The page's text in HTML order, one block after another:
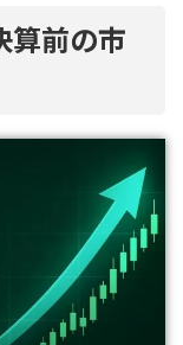
算前の市